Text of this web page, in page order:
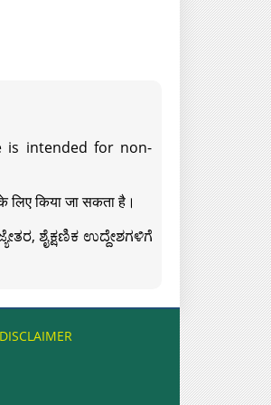
is intended for non-
लिए किया जा सकता है।
ಶೈಕ್ಷಣಿಕ ಉದ್ದೇಶಗಳಿಗೆ
DISCLAIMER